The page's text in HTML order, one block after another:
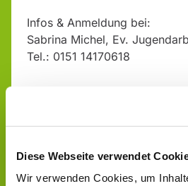
Diese Webseite verwendet
Wir verwenden Cookies, um
Infos & Anmeldung bei:
Sabrina Michel, Ev.
Tel.: 0151 14170618